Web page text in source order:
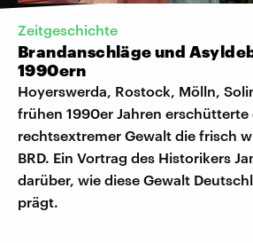
Zeitgeschichte
Brandanschläge und
1990ern
Hoyerswerda, Rostock, Mölln,
frühen 1990er Jahren erschütterte
rechtsextremer Gewalt die frisch
BRD. Ein Vortrag des Historikers
darüber, wie diese Gewalt
prägt.